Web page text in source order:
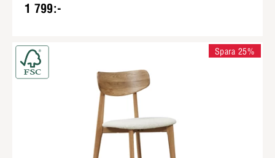
1 799:-
Spara 25%